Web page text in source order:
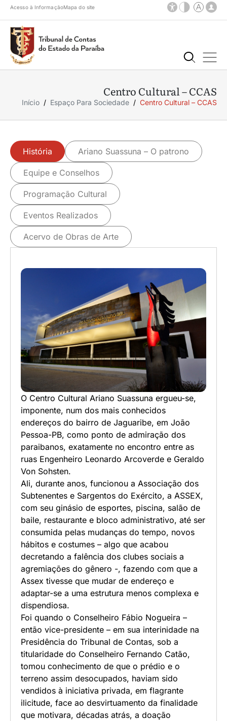
Acesso à InformaçãoMapa do site
Centro Cultural – CCAS
Início Espaço Para Sociedade Centro Cultural – CCAS
História Ariano Suassuna – O patrono
Equipe e Conselhos
Programação Cultural
Eventos Realizados
Acervo de Obras de Arte
O Centro Cultural Ariano Suassuna ergueu-se,
imponente, num dos mais conhecidos
endereços do bairro de Jaguaribe, em João
Pessoa-PB, como ponto de admiração dos
paraibanos, exatamente no encontro entre as
ruas Engenheiro Leonardo Arcoverde e Geraldo
Von Sohsten.
Ali, durante anos, funcionou a Associação dos
Subtenentes e Sargentos do Exército, a ASSEX,
com seu ginásio de esportes, piscina, salão de
baile, restaurante e bloco administrativo, até ser
consumida pelas mudanças do tempo, novos
hábitos e costumes – algo que acabou
decretando a falência dos clubes sociais a
agremiações do gênero -, fazendo com que a
Assex tivesse que mudar de endereço e
adaptar-se a uma estrutura menos complexa e
dispendiosa.
Foi quando o Conselheiro Fábio Nogueira –
então vice-presidente – em sua interinidade na
Presidência do Tribunal de Contas, sob a
titularidade do Conselheiro Fernando Catão,
tomou conhecimento de que o prédio e o
terreno assim desocupados, haviam sido
vendidos à iniciativa privada, em flagrante
ilicitude, face ao desvirtuamento da finalidade
que motivara, décadas atrás, a doação